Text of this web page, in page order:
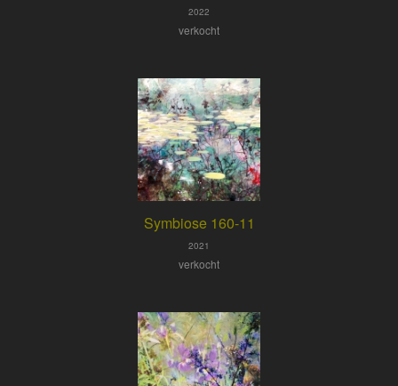
2022
verkocht
Symbiose 160-11
2021
verkocht